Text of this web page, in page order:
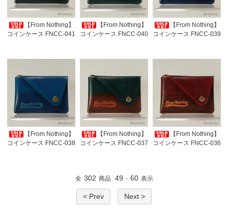
【From Nothing】
コインケース FNCC-041
【From Nothing】
コインケース FNCC-040
【From Nothing】
コインケース FNCC-039
【From Nothing】
コインケース FNCC-038
【From Nothing】
コインケース FNCC-037
【From Nothing】
コインケース FNCC-036
全 302 商品 49 - 60 表示
< Prev Next >